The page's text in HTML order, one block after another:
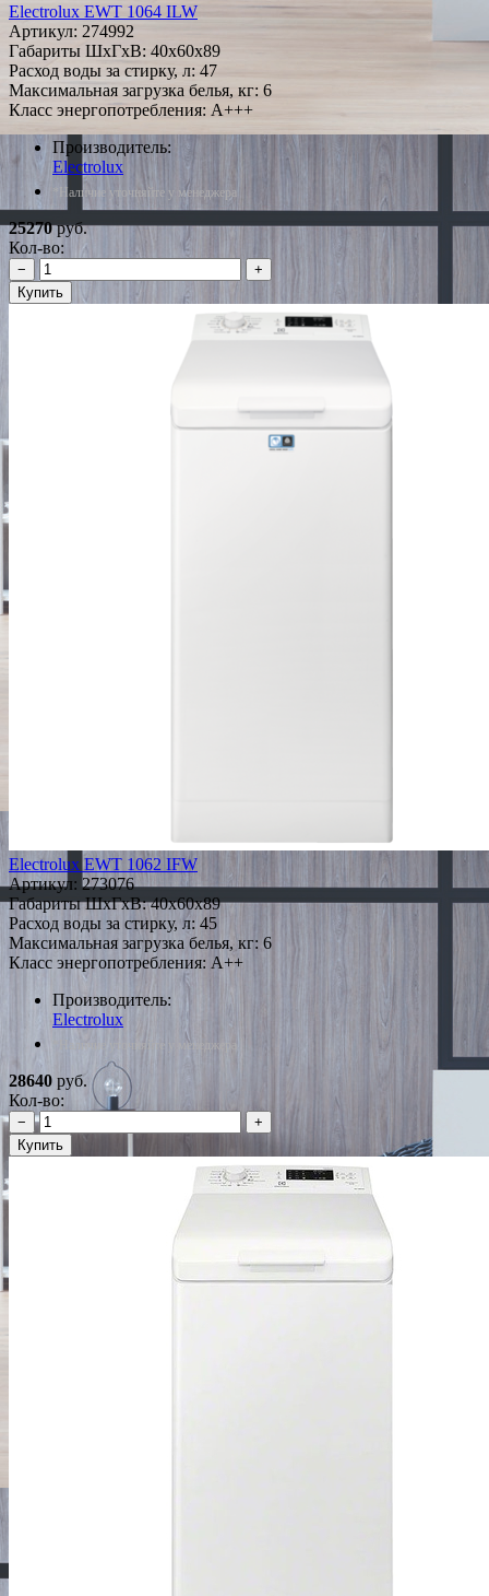
Electrolux EWT 1064 ILW
Артикул: 274992
Габариты ШxГxВ: 40x60x89
Расход воды за стирку, л: 47
Максимальная загрузка белья, кг: 6
Класс энергопотребления: A+++
Производитель:
Electrolux
*Наличие уточняйте у менеджера
25270руб.
Кол-во:
−
+
Купить
Electrolux EWT 1062 IFW
Артикул: 273076
Габариты ШxГxВ: 40x60x89
Расход воды за стирку, л: 45
Максимальная загрузка белья, кг: 6
Класс энергопотребления: A++
Производитель:
Electrolux
*Наличие уточняйте у менеджера
28640 руб.
Кол-во:
−
+
Купить